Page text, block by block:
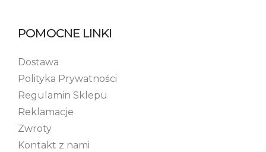
POMOCNE LINKI
Dostawa
Polityka Prywatności
Regulamin Sklepu
Reklamacje
Zwroty
Kontakt z nami